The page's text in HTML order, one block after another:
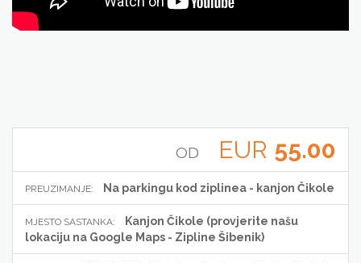
OD EUR 55.00
PREUZIMANJE: Na parkingu kod ziplinea - kanjon Čikole
MJESTO SASTANKA:
Kanjon Čikole (provjerite našu
lokaciju na Google Maps - Zipline Šibenik)